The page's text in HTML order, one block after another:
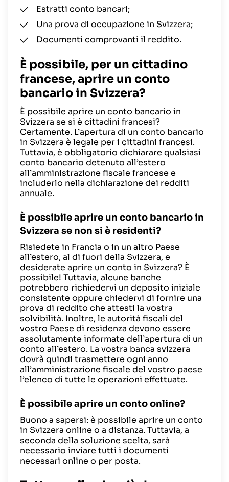
Estratti conto bancari;
Una prova di occupazione in Svizzera;
Documenti comprovanti il reddito.
È possibile, per un cittadino
francese, aprire un conto
bancario in Svizzera?
È possibile aprire un conto bancario in
Svizzera se si è cittadini francesi?
Certamente. L’apertura di un conto bancario
in Svizzera è legale per i cittadini francesi.
Tuttavia, è obbligatorio dichiarare qualsiasi
conto bancario detenuto all’estero
all’amministrazione fiscale francese e
includerlo nella dichiarazione dei redditi
annuale.
È possibile aprire un conto bancario in
Svizzera se non si è residenti?
Risiedete in Francia o in un altro Paese
all’estero, al di fuori della Svizzera, e
desiderate aprire un conto in Svizzera? È
possibile! Tuttavia, alcune banche
potrebbero richiedervi un deposito iniziale
consistente oppure chiedervi di fornire una
prova di reddito che attesti la vostra
solvibilità. Inoltre, le autorità fiscali del
vostro Paese di residenza devono essere
assolutamente informate dell’apertura di un
conto all’estero. La vostra banca svizzera
dovrà quindi trasmettere ogni anno
all’amministrazione fiscale del vostro paese
l’elenco di tutte le operazioni effettuate.
È possibile aprire un conto online?
Buono a sapersi: è possibile aprire un conto
in Svizzera online o a distanza. Tuttavia, a
seconda della soluzione scelta, sarà
necessario inviare tutti i documenti
necessari online o per posta.